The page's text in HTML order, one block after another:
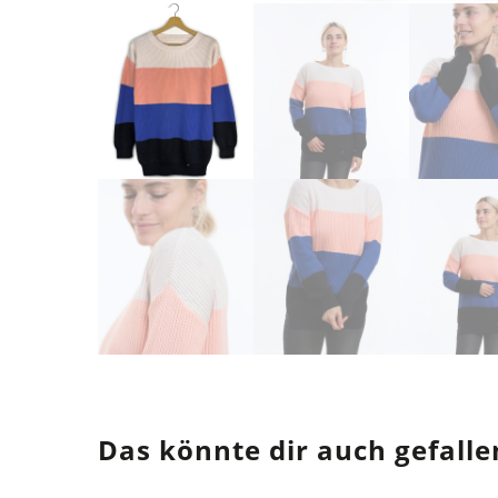
Das könnte dir auch